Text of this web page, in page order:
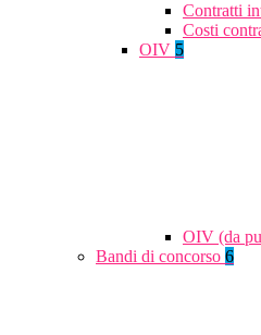
Contratti
Costi
OIV 5
OIV (da
Bandi di concorso 6